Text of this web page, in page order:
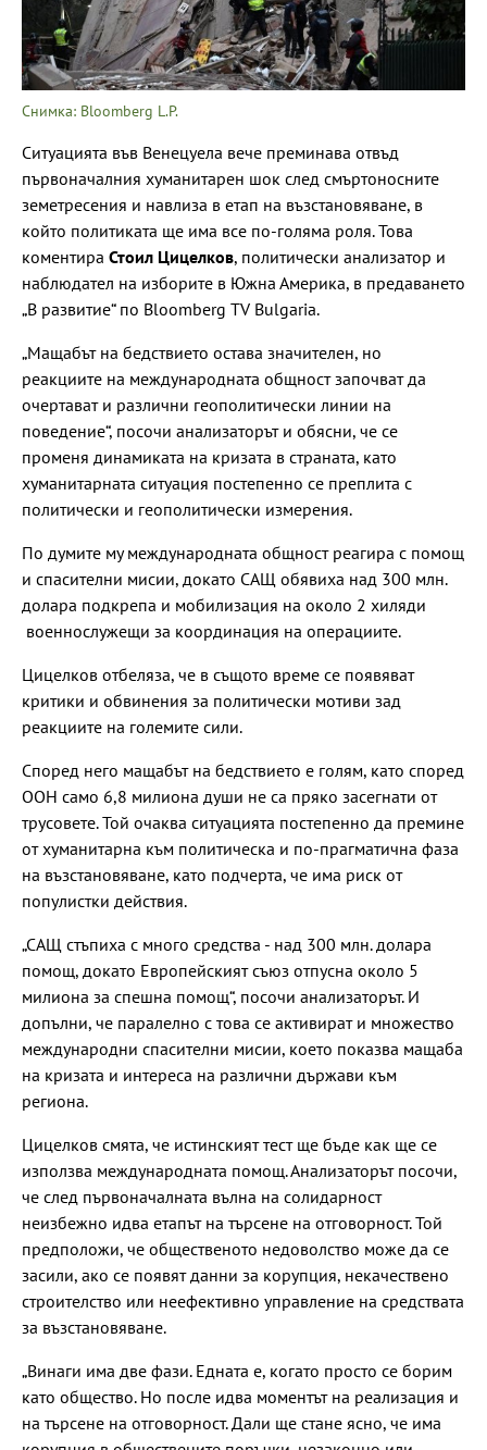
Снимка: Bloomberg L.P.
Ситуацията във Венецуела вече преминава отвъд
първоначалния хуманитарен шок след смъртоносните
земетресения и навлиза в етап на възстановяване, в
който политиката ще има все по-голяма роля. Това
коментира Стоил Цицелков, политически анализатор и
наблюдател на изборите в Южна Америка, в предаването
„В развитие“ по Bloomberg TV Bulgaria.
„Мащабът на бедствието остава значителен, но
реакциите на международната общност започват да
очертават и различни геополитически линии на
поведение“, посочи анализаторът и обясни, че се
променя динамиката на кризата в страната, като
хуманитарната ситуация постепенно се преплита с
политически и геополитически измерения.
По думите му международната общност реагира с помощ
и спасителни мисии, докато САЩ обявиха над 300 млн.
долара подкрепа и мобилизация на около 2 хиляди
военнослужещи за координация на операциите.
Цицелков отбеляза, че в същото време се появяват
критики и обвинения за политически мотиви зад
реакциите на големите сили.
Според него мащабът на бедствието е голям, като според
ООН само 6,8 милиона души не са пряко засегнати от
трусовете. Той очаква ситуацията постепенно да премине
от хуманитарна към политическа и по-прагматична фаза
на възстановяване, като подчерта, че има риск от
популистки действия.
„САЩ стъпиха с много средства - над 300 млн. долара
помощ, докато Европейският съюз отпусна около 5
милиона за спешна помощ“, посочи анализаторът. И
допълни, че паралелно с това се активират и множество
международни спасителни мисии, което показва мащаба
на кризата и интереса на различни държави към
региона.
Цицелков смята, че истинският тест ще бъде как ще се
използва международната помощ. Анализаторът посочи,
че след първоначалната вълна на солидарност
неизбежно идва етапът на търсене на отговорност. Той
предположи, че общественото недоволство може да се
засили, ако се появят данни за корупция, некачествено
строителство или неефективно управление на средствата
за възстановяване.
„Винаги има две фази. Едната е, когато просто се борим
като общество. Но после идва моментът на реализация и
на търсене на отговорност. Дали ще стане ясно, че има